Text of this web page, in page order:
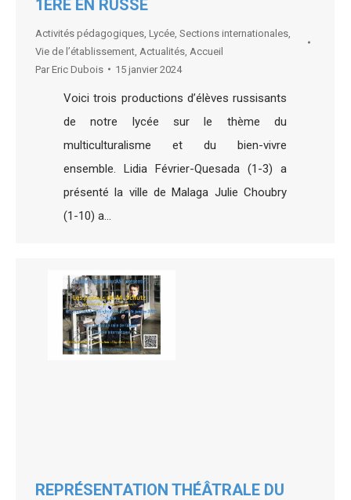
1ÈRE EN RUSSE
Activités pédagogiques Lycée Sections internationales
Vie de l’établissement Actualités Accueil
Par Eric Dubois 15 janvier 2024
Voici trois productions d’élèves russisants
de notre lycée sur le thème du
multiculturalisme et du bien-vivre
ensemble. Lidia Février-Quesada (1-3) a
présenté la ville de Malaga Julie Choubry
(1-10) a…
REPRÉSENTATION THÉÂTRALE DU